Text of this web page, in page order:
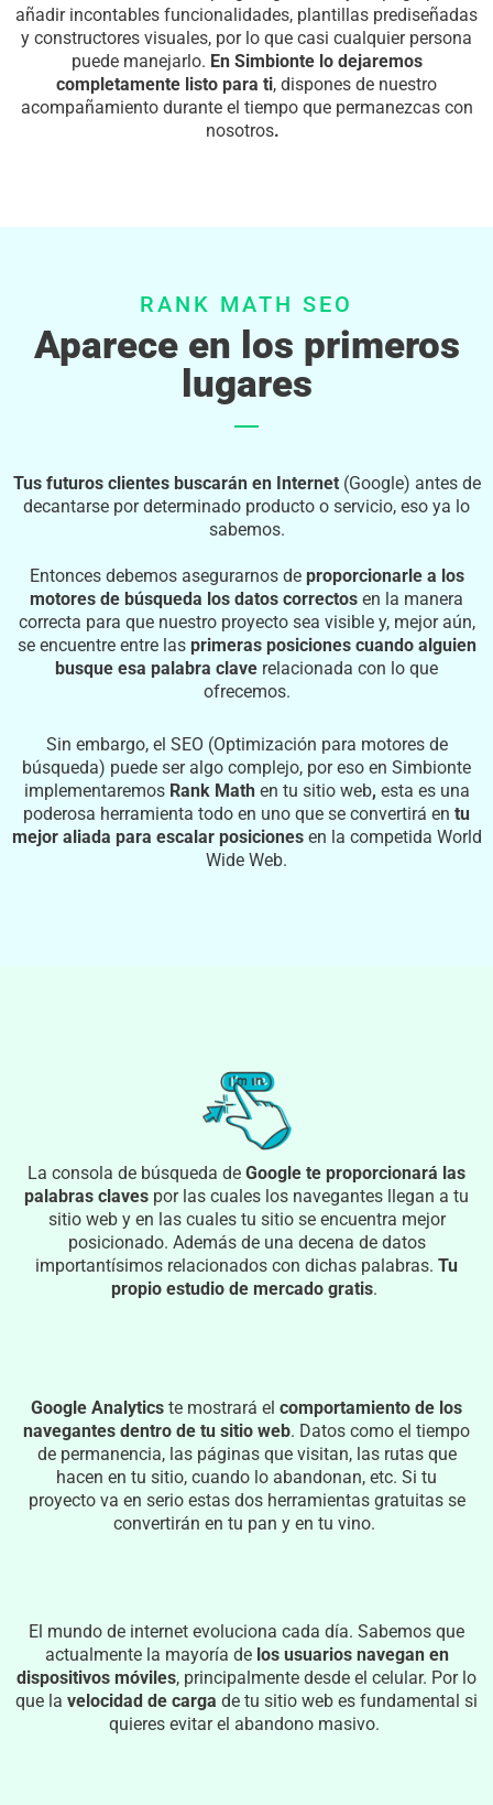
añadir incontables funcionalidades, plantillas prediseñadas
y constructores visuales, por lo que casi cualquier persona
puede manejarlo. En Simbionte lo dejaremos
completamente listo para ti, dispones de nuestro
acompañamiento durante el tiempo que permanezcas con
nosotros.
RANK MATH SEO
Aparece en los primeros
lugares
Tus futuros clientes buscarán en Internet(Google) antes de
decantarse por determinado producto o servicio, eso ya lo
sabemos.
Entonces debemos asegurarnos de proporcionarle a los
motores de búsqueda los datos correctos en la manera
correcta para que nuestro proyecto sea visible y, mejor aún,
se encuentre entre las primeras posiciones cuando alguien
busque esa palabra clave relacionada con lo que
ofrecemos.
Sin embargo, el SEO (Optimización para motores de
búsqueda) puede ser algo complejo, por eso en Simbionte
implementaremos Rank Math en tu sitio web, esta es una
poderosa herramienta todo en uno que se convertirá en tu
mejor aliada para escalar posicionesen la competida World
Wide Web.
La consola de búsqueda de Google te proporcionará las
palabras claves por las cuales los navegantes llegan a tu
sitio web y en las cuales tu sitio se encuentra mejor
posicionado. Además de una decena de datos
importantísimos relacionados con dichas palabras. Tu
propio estudio de mercado gratis.
Google Analytics te mostrará el comportamiento de los
navegantes dentro de tu sitio web. Datos como el tiempo
de permanencia, las páginas que visitan, las rutas que
hacen en tu sitio, cuando lo abandonan, etc. Si tu
proyecto va en serio estas dos herramientas gratuitas se
convertirán en tu pan y en tu vino.
El mundo de internet evoluciona cada día. Sabemos que
actualmente la mayoría delos usuarios navegan en
dispositivos móviles, principalmente desde el celular. Por lo
que la velocidad de carga de tu sitio web es fundamental si
quieres evitar el abandono masivo.